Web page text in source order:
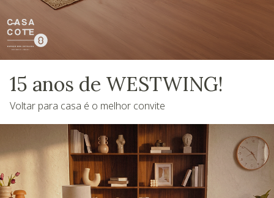
15 anos de WESTWING!
Voltar para casa é o melhor convite